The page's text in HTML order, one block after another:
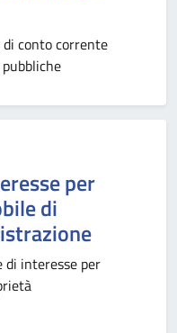
conto corrente
per
di
di interesse per